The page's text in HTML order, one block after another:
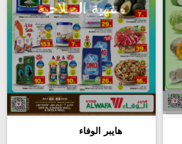
منتهية الصلاحية
هايبر الوفاء